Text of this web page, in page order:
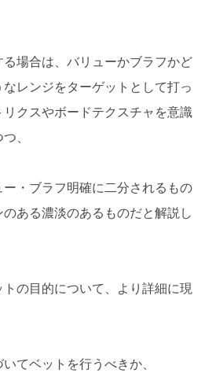
場合は、バリューかブラフかど
レンジをターゲットとして打っ
クスやボードテクスチャを意識
、
・ブラフ明確に二分されるもの
ある濃淡のあるものだと解説し
の目的について、より詳細に現
てベットを行うべきか、